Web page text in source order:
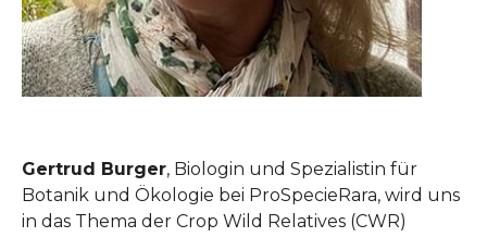
Gertrud Burger, Biologin und Spezialistin für
Botanik und Ökologie bei ProSpecieRara, wird uns
in das Thema der Crop Wild Relatives (CWR)